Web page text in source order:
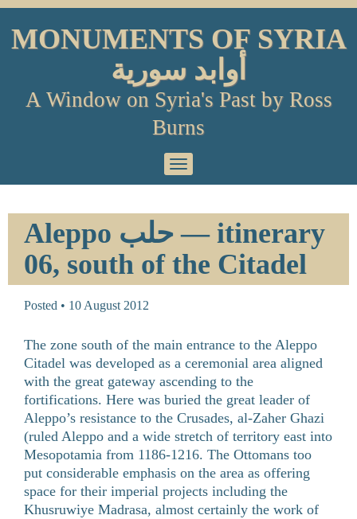
Skip
content
MONUMENTS OF SYRIA
أوابد سورية
A Window on Syria's Past by Ross
Burns
Primary
Menu
Aleppo حلب — itinerary
06, south of the Citadel
Posted • 10 August 2012
The zone south of the main entrance to the Aleppo
Citadel was developed as a ceremonial area aligned
with the great gateway ascending to the
fortifications. Here was buried the great leader of
Aleppo’s resistance to the Crusades, al-Zaher Ghazi
(ruled Aleppo and a wide stretch of territory east into
Mesopotamia from 1186-1216. The Ottomans too
put considerable emphasis on the area as offering
space for their imperial projects including the
Khusruwiye Madrasa, almost certainly the work of